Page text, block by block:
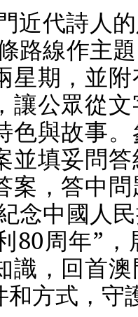
近代詩人
路線作主
星期，並
讓公眾從
色與故事
並填妥問
案，答中
念中國人
80周年”
識，回首
和方式，守